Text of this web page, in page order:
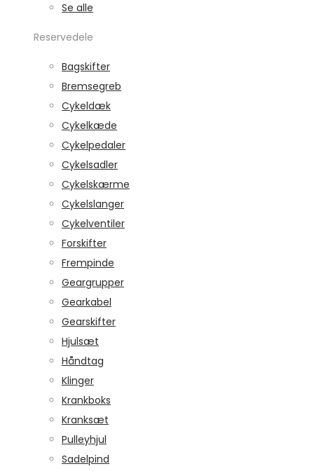
Se alle
Reservedele
Bagskifter
Bremsegreb
Cykeldæk
Cykelkæde
Cykelpedaler
Cykelsadler
Cykelskærme
Cykelslanger
Cykelventiler
Forskifter
Frempinde
Geargrupper
Gearkabel
Gearskifter
Hjulsæt
Håndtag
Klinger
Krankboks
Kranksæt
Pulleyhjul
Sadelpind